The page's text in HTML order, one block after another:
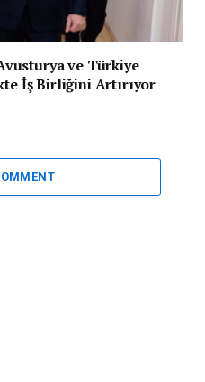
ve Türkiye
İş Birliğini Artırıyor